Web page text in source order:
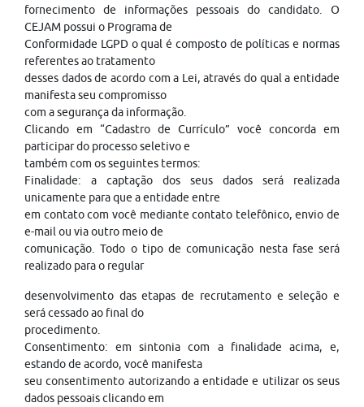
fornecimento de informações pessoais do candidato. O
CEJAM possui o Programa de
Conformidade LGPD o qual é composto de políticas e normas
referentes ao tratamento
desses dados de acordo com a Lei, através do qual a entidade
manifesta seu compromisso
com a segurança da informação.
Clicando em “Cadastro de Currículo” você concorda em
participar do processo seletivo e
também com os seguintes termos:
Finalidade: a captação dos seus dados será realizada
unicamente para que a entidade entre
em contato com você mediante contato telefônico, envio de
e-mail ou via outro meio de
comunicação. Todo o tipo de comunicação nesta fase será
realizado para o regular
desenvolvimento das etapas de recrutamento e seleção e
será cessado ao final do
procedimento.
Consentimento: em sintonia com a finalidade acima, e,
estando de acordo, você manifesta
seu consentimento autorizando a entidade e utilizar os seus
dados pessoais clicando em